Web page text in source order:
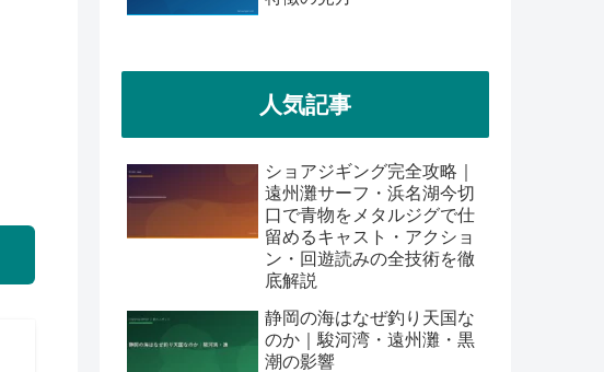
人気記事
ショアジギング完全攻略｜
遠州灘サーフ・浜名湖今切
口で青物をメタルジグで仕
留めるキャスト・アクショ
ン・回遊読みの全技術を徹
底解説
静岡の海はなぜ釣り天国な
のか｜駿河湾・遠州灘・黒
潮の影響